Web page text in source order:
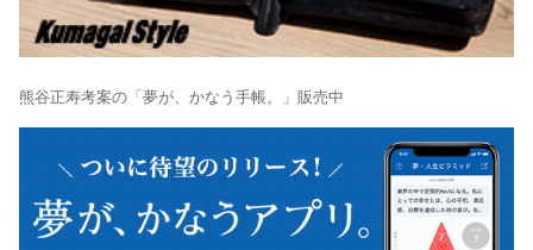
熊谷正寿考案の「夢が、かなう手帳。」販売中